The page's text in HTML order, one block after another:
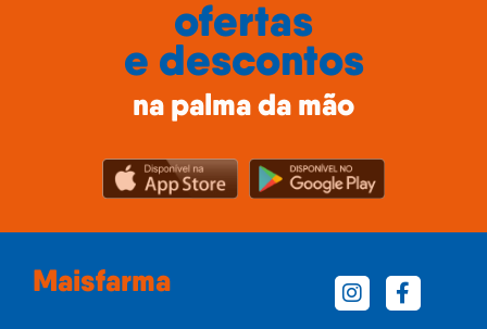
ofertas
e descontos
na palma da mão
Maisfarma